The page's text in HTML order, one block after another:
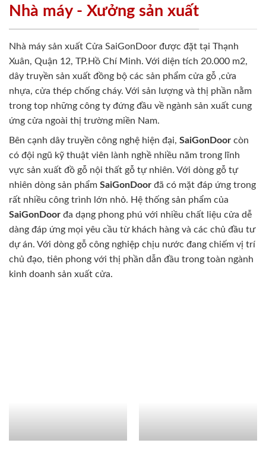
Nhà máy - Xưởng sản xuất
Nhà máy sản xuất Cửa SaiGonDoor được đặt tại Thạnh
Xuân, Quận 12, TP.Hồ Chí Minh. Với diện tích 20.000 m2,
dây truyền sản xuất đồng bộ các sản phẩm cửa gỗ ,cửa
nhựa, cửa thép chống cháy. Với sản lượng và thị phần nằm
trong top những công ty đứng đầu về ngành sản xuất cung
ứng cửa ngoài thị trường miền Nam.
Bên cạnh dây truyền công nghệ hiện đại, SaiGonDoor còn
có đội ngũ kỹ thuật viên lành nghề nhiều năm trong lĩnh
vực sản xuất đồ gỗ nội thất gỗ tự nhiên. Với dòng gỗ tự
nhiên dòng sản phẩm SaiGonDoor đã có mặt đáp ứng trong
rất nhiều công trình lớn nhỏ. Hệ thống sản phẩm của
SaiGonDoor đa dạng phong phú với nhiều chất liệu cửa dễ
dàng đáp ứng mọi yêu cầu từ khách hàng và các chủ đầu tư
dự án. Với dòng gỗ công nghiệp chịu nước đang chiếm vị trí
chủ đạo, tiên phong với thị phần dẫn đầu trong toàn ngành
kinh doanh sản xuất cửa.